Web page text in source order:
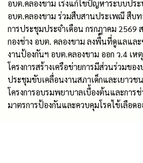
อบต.คลองขาม เร่งแก้ไขปัญหาระบบป
อบต.คลองขาม ร่วมสืบสานประเพณี สืบ
การประชุมประจำเดือน กรกฎาคม 2569
กองช่าง อบต. คลองขาม ลงพื้นที่ดูแลแ
งานป้องกันฯ อบต.คลองขาม ออก ว.4 เ
โครงการสร้างเครือข่ายการมีส่วนร่วมข
ประชุมขับเคลื่อนงานสภาเด็กและเยาวช
โครงการอบรมพยาบาลเบื้องต้นและกา
มาตรการป้องกันและควบคุมโรคไข้เลือด